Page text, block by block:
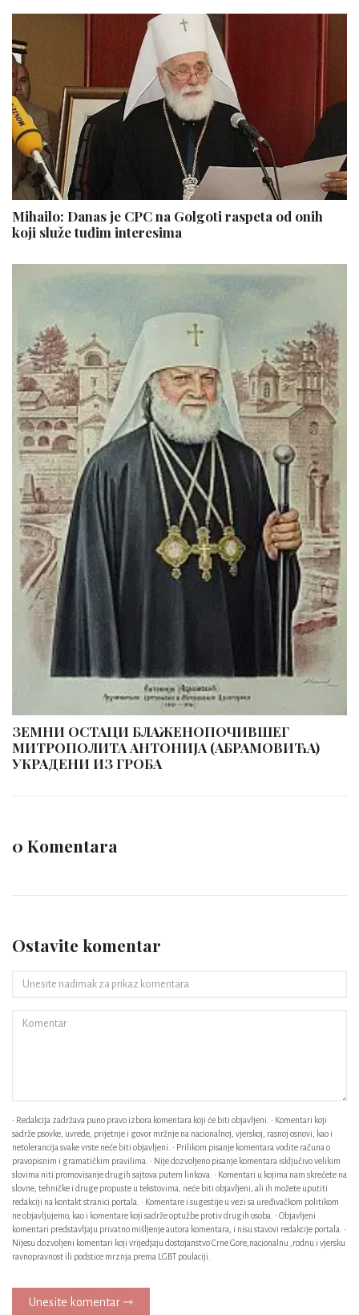
Mihailo: Danas je CPC na Golgoti raspeta od onih
koji služe tuđim interesima
ЗЕМНИ ОСТАЦИ БЛАЖЕНОПОЧИВШЕГ
МИТРОПОЛИТА АНТОНИЈА (АБРАМОВИЋА)
УКРАДЕНИ ИЗ ГРОБА
0 Komentara
Ostavite komentar
• Redakcija zadržava puno pravo izbora komentara koji će biti objavljeni. • Komentari koji
sadrže psovke, uvrede, prijetnje i govor mržnje na nacionalnoj, vjerskoj, rasnoj osnovi, kao i
netolerancija svake vrste neće biti objavljeni. • Prilikom pisanje komentara vodite računa o
pravopisnim i gramatičkim pravilima. • Nije dozvoljeno pisanje komentara isključivo velikim
slovima niti promovisanje drugih sajtova putem linkova. • Komentari u kojima nam skrećete na
slovne, tehničke i druge propuste u tekstovima, neće biti objavljeni, ali ih možete uputiti
redakciji na kontakt stranici portala. • Komentare i sugestije u vezi sa uređivačkom politikom
ne objavljujemo, kao i komentare koji sadrže optužbe protiv drugih osoba. • Objavljeni
komentari predstavljaju privatno mišljenje autora komentara, i nisu stavovi redakcije portala. •
Nijesu dozvoljeni komentari koji vrijedjaju dostojanstvo Crne Gore,nacionalnu ,rodnu i vjersku
ravnopravnost ili podstice mrznja prema LGBT poulaciji.
Unesite komentar ⇾